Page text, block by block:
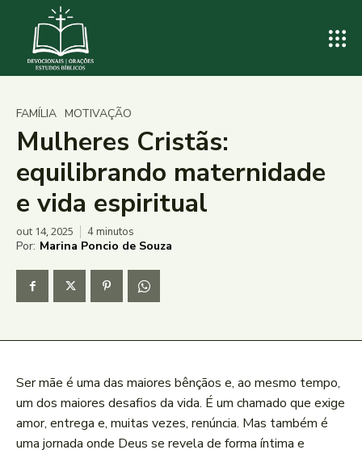
FAMÍLIA MOTIVAÇÃO
Mulheres Cristãs:
equilibrando maternidade
e vida espiritual
out 14, 2025 4minutos
Por: Marina Poncio de Souza
Ser mãe é uma das maiores bênçãos e, ao mesmo tempo,
um dos maiores desafios da vida. É um chamado que exige
amor, entrega e, muitas vezes, renúncia. Mas também é
uma jornada onde Deus se revela de forma íntima e